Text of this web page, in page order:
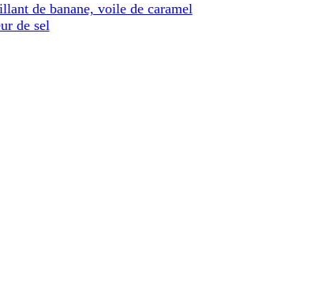
de banane, voile de caramel
de sel